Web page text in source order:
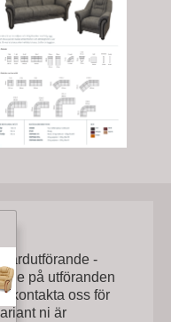
-
på utföranden
kontakta oss för
ni är